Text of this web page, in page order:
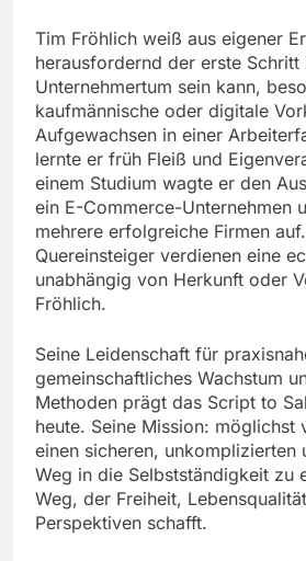
Tim Fröhlich weiß aus eigener
herausfordernd der erste Schritt
Unternehmertum sein kann,
kaufmännische oder digitale
Aufgewachsen in einer
lernte er früh Fleiß und
einem Studium wagte er den
ein E-Commerce-Unternehmen
mehrere erfolgreiche Firmen
Quereinsteiger verdienen eine
unabhängig von Herkunft oder
Fröhlich.
Seine Leidenschaft für
gemeinschaftliches Wachstum
Methoden prägt das Script to
heute. Seine Mission: möglichst
einen sicheren, unkomplizierten
Weg in die Selbstständigkeit zu
Weg, der Freiheit,
Perspektiven schafft.